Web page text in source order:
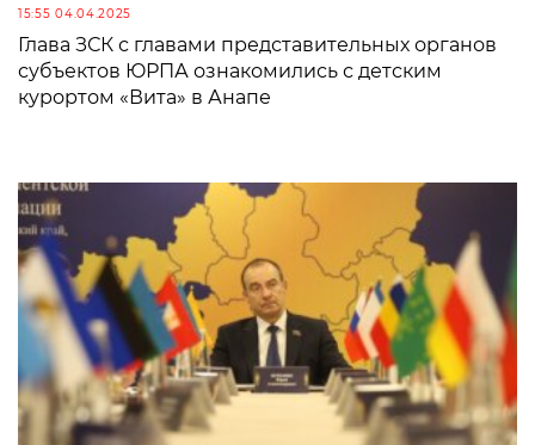
15:55 04.04.2025
Глава ЗСК с главами представительных органов
субъектов ЮРПА ознакомились с детским
курортом «Вита» в Анапе